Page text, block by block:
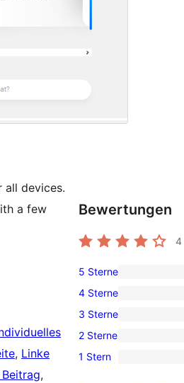
devices.
a few
, Linke
Bewertungen
4
1 5-
Sterne-
Rezension
5 Sterne
0 4-
Sterne-
Rezensionen
4 Sterne
1 3-
Sterne-
Rezension
3 Sterne
0 2-
Sterne-
2 Sterne
0 1-
1 Stern